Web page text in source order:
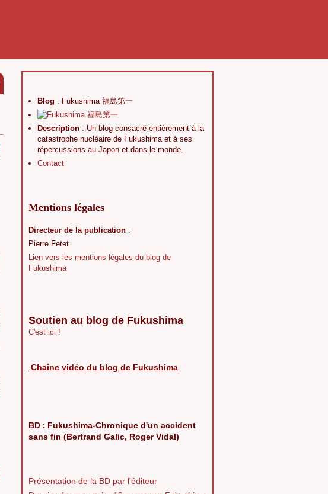
Blog : Fukushima 福島第一
Description : Un blog consacré entièrement à la
catastrophe nucléaire de Fukushima et à ses
répercussions au Japon et dans le monde.
Contact
Mentions légales
Directeur de la publication :
Pierre Fetet
Lien vers les mentions légales du blog de
Fukushima
Soutien au blog de Fukushima
C'est ici !
Chaîne vidéo du blog de Fukushima
BD : Fukushima-Chronique d'un accident
sans fin (Bertrand Galic, Roger Vidal)
Présentation de la BD par l'éditeur